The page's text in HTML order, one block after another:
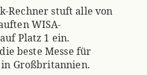
Rechner stuft alle von
WISA-
Platz 1 ein.
beste Messe für
Großbritannien.